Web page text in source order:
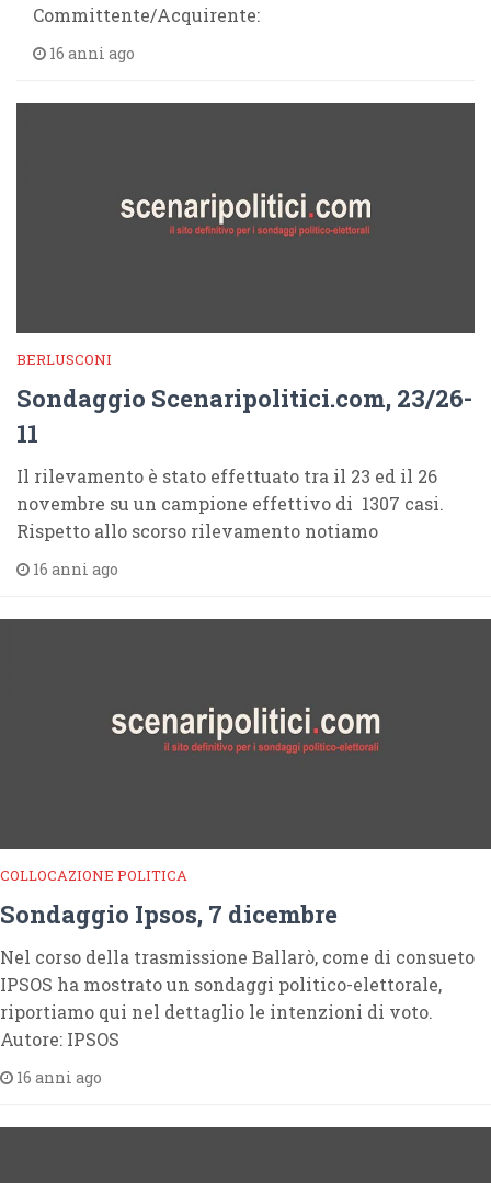
Committente/Acquirente:
16 anni ago
BERLUSCONI
Sondaggio Scenaripolitici.com, 23/26-
11
Il rilevamento è stato effettuato tra il 23 ed il 26
novembre su un campione effettivo di 1307 casi.
Rispetto allo scorso rilevamento notiamo
16 anni ago
COLLOCAZIONE POLITICA
Sondaggio Ipsos, 7 dicembre
Nel corso della trasmissione Ballarò, come di consueto
IPSOS ha mostrato un sondaggi politico-elettorale,
riportiamo qui nel dettaglio le intenzioni di voto.
Autore: IPSOS
16 anni ago